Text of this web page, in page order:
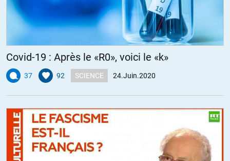
suisse, vous rêvez. Personne n’a osé se frotter à l’armée suisse
depuis deux siècles et ce n’est pas demain que cela va changer.
Maxime 25.06.2020 à 10h27
C’est grace à la technique du « réduit national », qui consiste à
planquer les militaires dans les montagnes pendant que les civils
se débrouillent avec l’envahisseur. Ça fout la trouille à toute
l’Europe depuis des siècles. Il n’y a donc pas de montagnes en
Cisjordanie?
+2 ALERTER
Covid-19 : Après le «R0», voici le «k»
37 92 SCIENCE 24.Juin.2020